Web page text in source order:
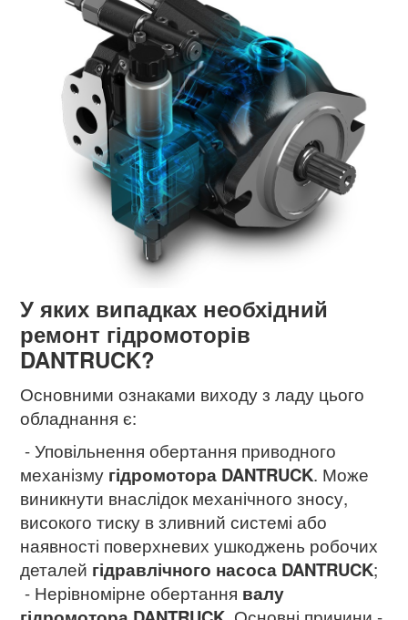
У яких випадках необхідний
ремонт гідромоторів
DANTRUCK?
Основними ознаками виходу з ладу цього
обладнання є:
- Уповільнення обертання приводного
механізму гідромотора DANTRUCK. Може
виникнути внаслідок механічного зносу,
високого тиску в зливний системі або
наявності поверхневих ушкоджень робочих
деталей гідравлічного насоса DANTRUCK;
- Нерівномірне обертання валу